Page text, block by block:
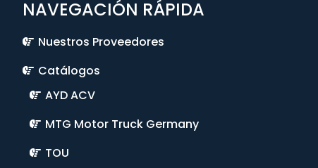
NAVEGACIÓN RÁPIDA
Nuestros Proveedores
Catálogos
AYD ACV
MTG Motor Truck Germany
TOU